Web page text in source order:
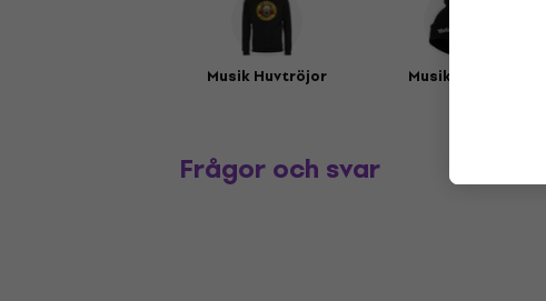
Musik Huvtröjor Musikmössor
Frågor och svar